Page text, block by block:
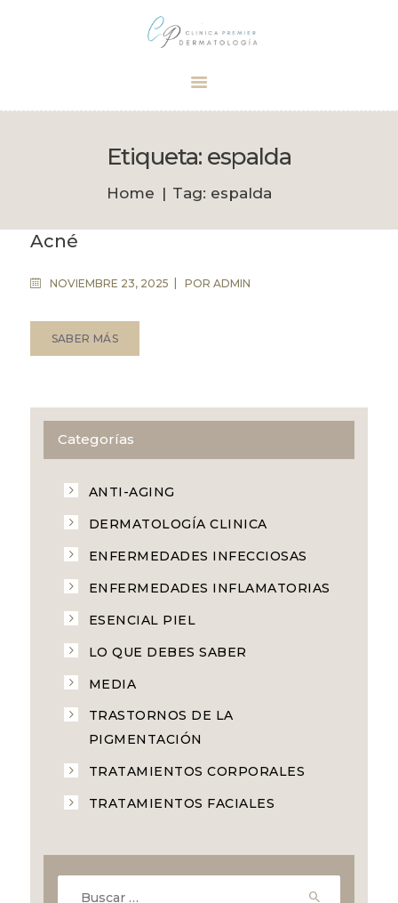
Etiqueta: espalda
Home Tag: espalda
Tu dermatólogo de confianza en Palma
INICIO
CITA
BOUTIQUE
Acné
NOVIEMBRE 23, 2025 POR ADMIN
SABER MÁS
Categorías
ANTI-AGING
DERMATOLOGÍA CLINICA
ENFERMEDADES INFECCIOSAS
ENFERMEDADES INFLAMATORIAS
ESENCIAL PIEL
LO QUE DEBES SABER
MEDIA
TRASTORNOS DE LA
PIGMENTACIÓN
TRATAMIENTOS CORPORALES
TRATAMIENTOS FACIALES